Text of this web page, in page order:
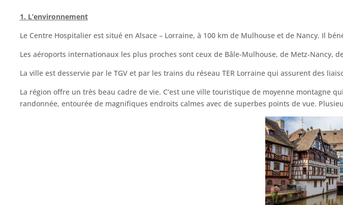
1. L’environnement
Le Centre Hospitalier est situé en Alsace – Lorraine, à 100 km de Mulhouse et de Nancy. Il
Les aéroports internationaux les plus proches sont ceux de Bâle-Mulhouse, de Metz-Nancy,
La ville est desservie par le TGV et par les trains du réseau TER Lorraine qui assurent des
La région offre un très beau cadre de vie. C’est une ville touristique de moyenne montagne
randonnée, entourée de magnifiques endroits calmes avec de superbes points de vue.